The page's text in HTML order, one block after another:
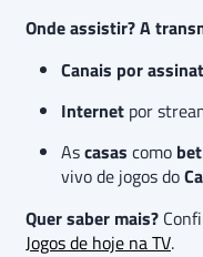
Onde assistir? A
Canais por
Internet por
Ascasas como
vivo de jogos do
Quer saber mais?
Jogos de hoje na TV.